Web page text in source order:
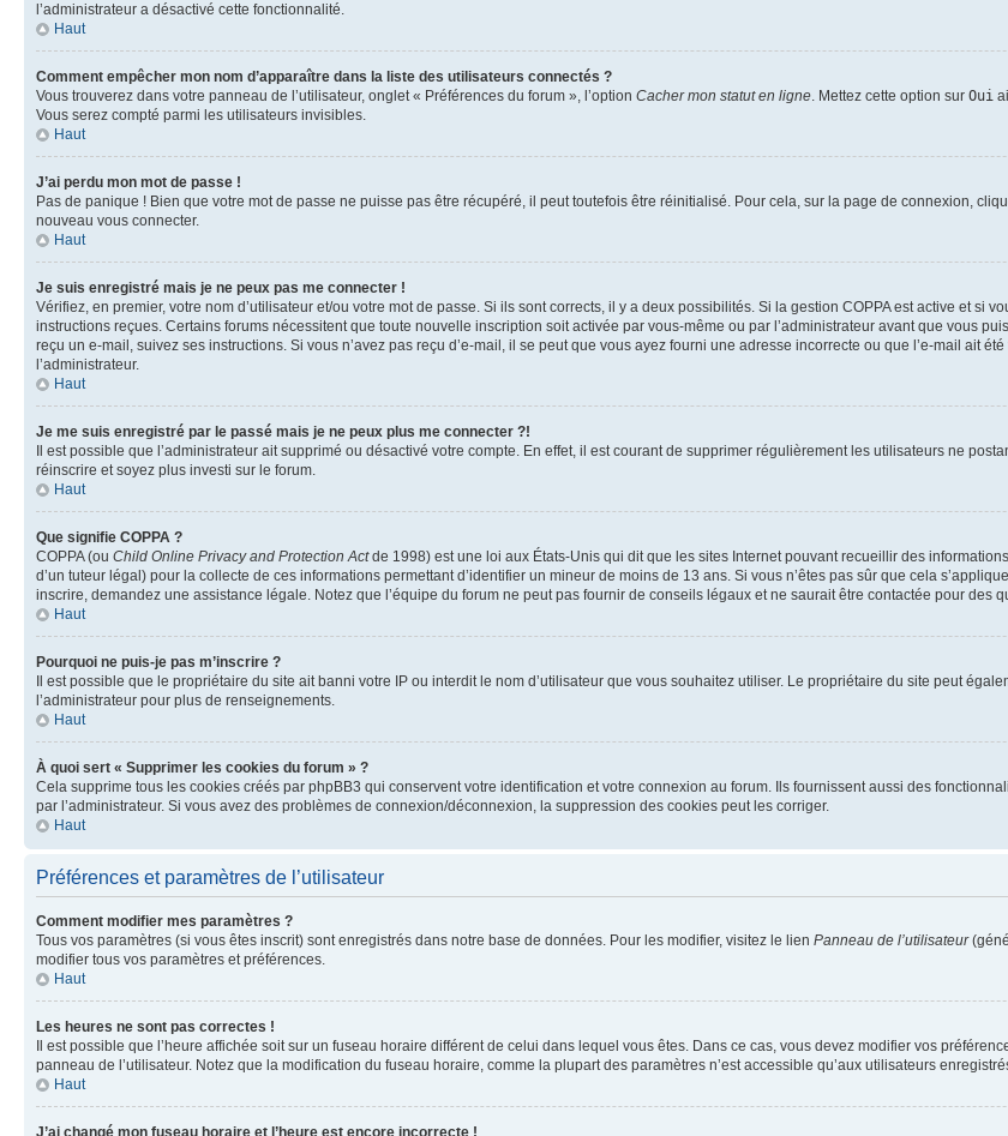
l’administrateur a désactivé cette fonctionnalité.
Haut
Comment empêcher mon nom d’apparaître dans la liste des utilisateurs connectés ?
Vous trouverez dans votre panneau de l’utilisateur, onglet « Préférences du forum », l’option Cacher mon statut en ligne. Mettez cette option sur Oui
Vous serez compté parmi les utilisateurs invisibles.
Haut
J’ai perdu mon mot de passe !
Pas de panique ! Bien que votre mot de passe ne puisse pas être récupéré, il peut toutefois être réinitialisé. Pour cela, sur la page de connexion,
nouveau vous connecter.
Haut
Je suis enregistré mais je ne peux pas me connecter !
Vérifiez, en premier, votre nom d’utilisateur et/ou votre mot de passe. Si ils sont corrects, il y a deux possibilités. Si la gestion COPPA est active et si
instructions reçues. Certains forums nécessitent que toute nouvelle inscription soit activée par vous-même ou par l’administrateur avant que vous
reçu un e-mail, suivez ses instructions. Si vous n’avez pas reçu d’e-mail, il se peut que vous ayez fourni une adresse incorrecte ou que l’e-mail ait
l’administrateur.
Haut
Je me suis enregistré par le passé mais je ne peux plus me connecter ?!
Il est possible que l’administrateur ait supprimé ou désactivé votre compte. En effet, il est courant de supprimer régulièrement les utilisateurs ne
réinscrire et soyez plus investi sur le forum.
Haut
Que signifie COPPA ?
COPPA (ou Child Online Privacy and Protection Actde 1998) est une loi aux États-Unis qui dit que les sites Internet pouvant recueillir des
d’un tuteur légal) pour la collecte de ces informations permettant d’identifier un mineur de moins de 13 ans. Si vous n’êtes pas sûr que cela
inscrire, demandez une assistance légale. Notez que l’équipe du forum ne peut pas fournir de conseils légaux et ne saurait être contactée pour des
Haut
Pourquoi ne puis-je pas m’inscrire ?
Il est possible que le propriétaire du site ait banni votre IP ou interdit le nom d’utilisateur que vous souhaitez utiliser. Le propriétaire du site peut
l’administrateur pour plus de renseignements.
Haut
À quoi sert « Supprimer les cookies du forum » ?
Cela supprime tous les cookies créés par phpBB3 qui conservent votre identification et votre connexion au forum. Ils fournissent aussi des
par l’administrateur. Si vous avez des problèmes de connexion/déconnexion, la suppression des cookies peut les corriger.
Haut
Préférences et paramètres de l’utilisateur
Comment modifier mes paramètres ?
Tous vos paramètres (si vous êtes inscrit) sont enregistrés dans notre base de données. Pour les modifier, visitez le lien Panneau de l’utilisateur
modifier tous vos paramètres et préférences.
Haut
Les heures ne sont pas correctes !
Il est possible que l’heure affichée soit sur un fuseau horaire différent de celui dans lequel vous êtes. Dans ce cas, vous devez modifier vos
panneau de l’utilisateur. Notez que la modification du fuseau horaire, comme la plupart des paramètres n’est accessible qu’aux utilisateurs
Haut
J’ai changé mon fuseau horaire et l’heure est encore incorrecte !